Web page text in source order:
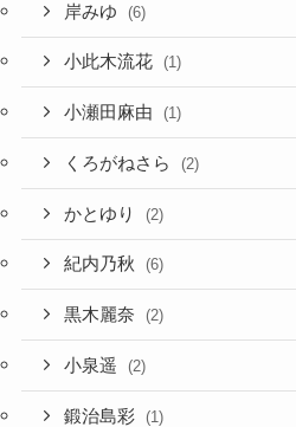
岸みゆ (6)
小此木流花 (1)
小瀬田麻由 (1)
くろがねさら (2)
かとゆり (2)
紀内乃秋 (6)
黒木麗奈 (2)
小泉遥 (2)
鍛治島彩 (1)